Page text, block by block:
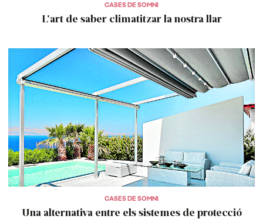
CASES DE SOMNI
L’art de saber climatitzar la nostra llar
CASES DE SOMNI
Una alternativa entre els sistemes de protecció